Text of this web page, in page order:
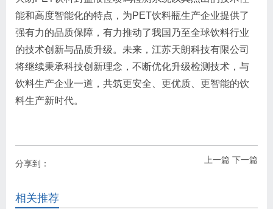
能和高度智能化的特点，为PET饮料瓶生产企业提供了
强有力的品质保障，有力推动了我国乃至全球饮料行业
的技术创新与品质升级。未来，江苏天朗科技有限公司
将继续秉承科技创新理念，不断优化升级检测技术，与
饮料生产企业一道，共筑更安全、更优质、更智能的饮
料生产新时代。
上一篇 下一篇
分享到：
相关推荐